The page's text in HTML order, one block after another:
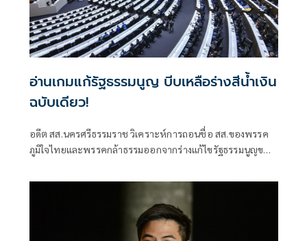
อ่านเกมแก้รัฐธรรมนูญ บีบเหลือร่างสีน้ำเงิน
ฉบับเดียว!
อดีต สส.นครศรีธรรมราช วิเคราะห์การถอนชื่อ สส.ของพรรค
ภูมิใจไทยและพรรคกล้าธรรมออกจากร่างแก้ไขรัฐธรรมนูญของ